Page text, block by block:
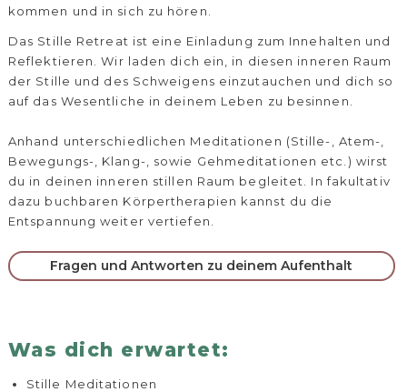
kommen und in sich zu hören.
Das Stille Retreat ist eine Einladung zum Innehalten und
Reflektieren. Wir laden dich ein, in diesen inneren Raum
der Stille und des Schweigens einzutauchen und dich so
auf das Wesentliche in deinem Leben zu besinnen.
Anhand unterschiedlichen Meditationen (Stille-, Atem-,
Bewegungs-, Klang-, sowie Gehmeditationen etc.) wirst
du in deinen inneren stillen Raum begleitet. In fakultativ
dazu buchbaren Körpertherapien kannst du die
Entspannung weiter vertiefen.
Fragen und Antworten zu deinem Aufenthalt
Was dich erwartet:
Stille Meditationen